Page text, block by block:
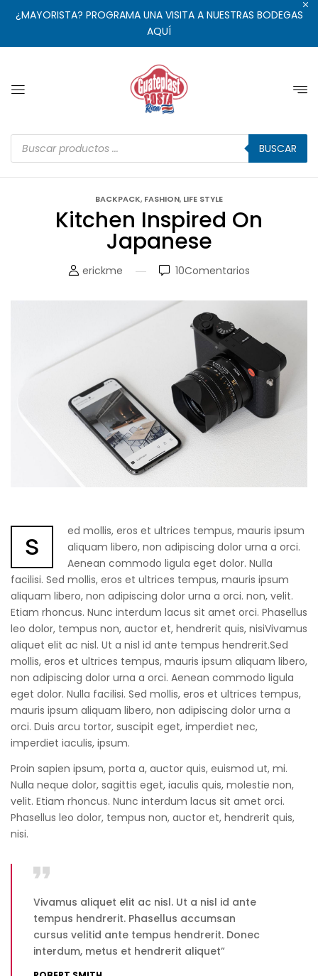
¿MAYORISTA? PROGRAMA UNA VISITA A NUESTRAS BODEGAS
AQUÍ
BUSCAR
BACKPACK, FASHION, LIFE STYLE
Kitchen Inspired On
Japanese
erickme 10Comentarios
s
ed mollis, eros et ultrices tempus, mauris ipsum
aliquam libero, non adipiscing dolor urna a orci.
Aenean commodo ligula eget dolor. Nulla
facilisi. Sed mollis, eros et ultrices tempus, mauris ipsum
aliquam libero, non adipiscing dolor urna a orci. non, velit.
Etiam rhoncus. Nunc interdum lacus sit amet orci. Phasellus
leo dolor, tempus non, auctor et, hendrerit quis, nisiVivamus
aliquet elit ac nisl. Ut a nisl id ante tempus hendrerit.Sed
mollis, eros et ultrices tempus, mauris ipsum aliquam libero,
non adipiscing dolor urna a orci. Aenean commodo ligula
eget dolor. Nulla facilisi. Sed mollis, eros et ultrices tempus,
mauris ipsum aliquam libero, non adipiscing dolor urna a
orci. Duis arcu tortor, suscipit eget, imperdiet nec,
imperdiet iaculis, ipsum.
Proin sapien ipsum, porta a, auctor quis, euismod ut, mi.
Nulla neque dolor, sagittis eget, iaculis quis, molestie non,
velit. Etiam rhoncus. Nunc interdum lacus sit amet orci.
Phasellus leo dolor, tempus non, auctor et, hendrerit quis,
nisi.
Vivamus aliquet elit ac nisl. Ut a nisl id ante
tempus hendrerit. Phasellus accumsan
cursus velitid ante tempus hendrerit. Donec
interdum, metus et hendrerit aliquet”